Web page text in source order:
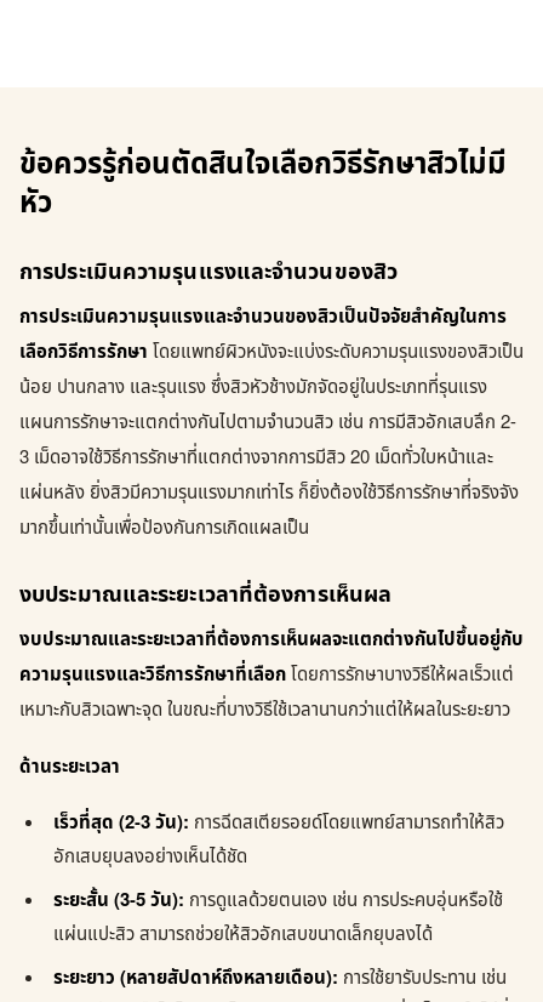
ข้อควรรู้ก่อนตัดสินใจเลือกวิธีรักษาสิวไม่มี
หัว
การประเมินความรุนแรงและจำนวนของสิว
การประเมินความรุนแรงและจำนวนของสิวเป็นปัจจัยสำคัญในการ
เลือกวิธีการรักษา โดยแพทย์ผิวหนังจะแบ่งระดับความรุนแรงของสิวเป็น
น้อย ปานกลาง และรุนแรง ซึ่งสิวหัวช้างมักจัดอยู่ในประเภทที่รุนแรง
แผนการรักษาจะแตกต่างกันไปตามจำนวนสิว เช่น การมีสิวอักเสบลึก 2-
3 เม็ดอาจใช้วิธีการรักษาที่แตกต่างจากการมีสิว 20 เม็ดทั่วใบหน้าและ
แผ่นหลัง ยิ่งสิวมีความรุนแรงมากเท่าไร ก็ยิ่งต้องใช้วิธีการรักษาที่จริงจัง
มากขึ้นเท่านั้นเพื่อป้องกันการเกิดแผลเป็น
งบประมาณและระยะเวลาที่ต้องการเห็นผล
งบประมาณและระยะเวลาที่ต้องการเห็นผลจะแตกต่างกันไปขึ้นอยู่กับ
ความรุนแรงและวิธีการรักษาที่เลือกโดยการรักษาบางวิธีให้ผลเร็วแต่
เหมาะกับสิวเฉพาะจุด ในขณะที่บางวิธีใช้เวลานานกว่าแต่ให้ผลในระยะยาว
ด้านระยะเวลา
เร็วที่สุด (2-3 วัน): การฉีดสเตียรอยด์โดยแพทย์สามารถทำให้สิว
อักเสบยุบลงอย่างเห็นได้ชัด
ระยะสั้น (3-5 วัน): การดูแลด้วยตนเอง เช่น การประคบอุ่นหรือใช้
แผ่นแปะสิว สามารถช่วยให้สิวอักเสบขนาดเล็กยุบลงได้
ระยะยาว (หลายสัปดาห์ถึงหลายเดือน): การใช้ยารับประทาน เช่น